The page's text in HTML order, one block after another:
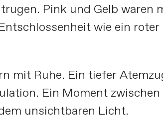
Pink und Gelb waren
wie ein
mit Ruhe. Ein tiefer
Ein Moment
unsichtbaren Licht.